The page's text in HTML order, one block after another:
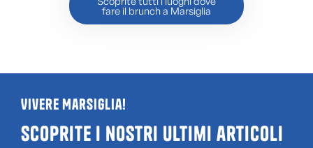
fare il brunch a Marsiglia
Vivere Marsiglia!
Scoprite i nostri ultimi articoli